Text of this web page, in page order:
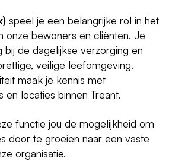
speel je een belangrijke rol in het
onze bewoners en cliënten. Je
bij de dagelijkse verzorging en
veilige leefomgeving.
maak je kennis met
en locaties binnen Treant.
functie jou de mogelijkheid om
door te groeien naar een vaste
organisatie.